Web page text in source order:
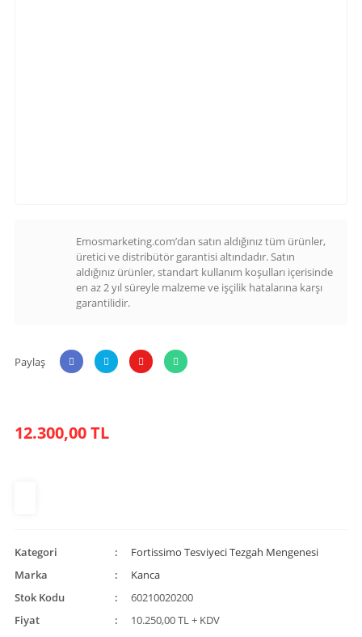
Emosmarketing.com’dan satın aldığınız tüm ürünler,
üretici ve distribütör garantisi altındadır. Satın
aldığınız ürünler, standart kullanım koşulları içerisinde
en az 2 yıl süreyle malzeme ve işçilik hatalarına karşı
garantilidir.
Paylaş
12.300,00 TL
Kategori
Fortissimo Tesviyeci Tezgah Mengenesi
Marka
Kanca
Stok Kodu
60210020200
Fiyat
10.250,00 TL + KDV